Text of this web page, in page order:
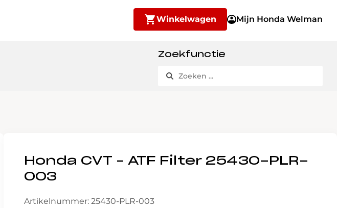
Winkelwagen Mijn Honda Welman
Zoekfunctie
Honda CVT – ATF Filter 25430-PLR-
003
Artikelnummer: 25430-PLR-003